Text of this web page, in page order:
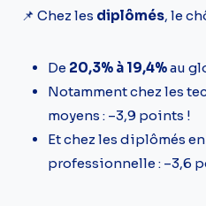
📌 Chez les diplômés, le
De 20,3% à 19,4%au
Notamment chez les
moyens : –3,9 points !
Et chez les diplômés
professionnelle : –3,6